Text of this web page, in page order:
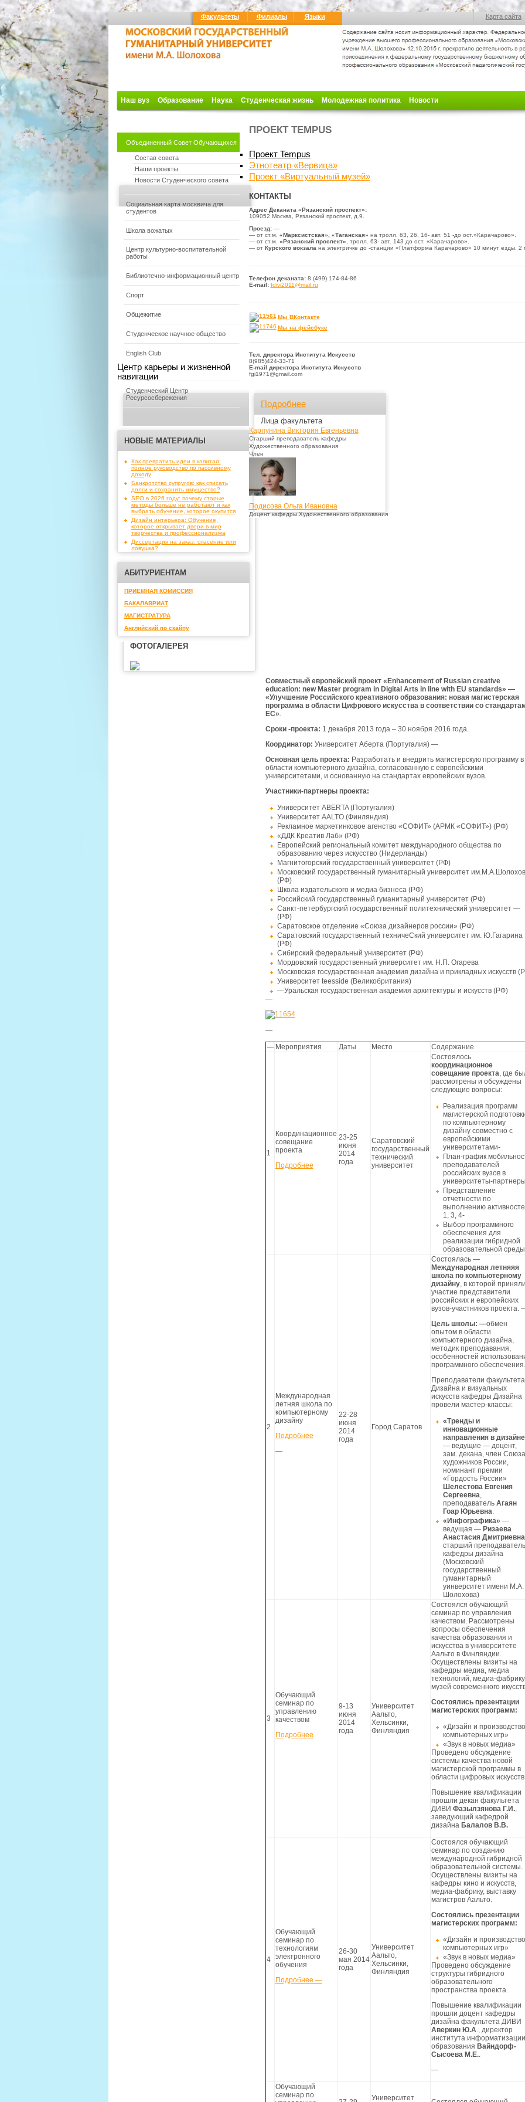
Факультеты Филиалы Языки Карта сайта
Наш вуз Образование Наука Студенческая жизнь Молодежная политика Новости
Объединенный Совет Обучающихся
Состав совета
Наши проекты
Новости Студенческого совета
Социальная карта москвича для
студентов
Школа вожатых
Центр культурно-воспитательной
работы
Библиотечно-информационный центр
Спорт
Общежитие
Студенческое научное общество
English Club
Центр карьеры и жизненной
навигации
Студенческий Центр
Ресурсосбережения
НОВЫЕ МАТЕРИАЛЫ
Как превратить идеи в капитал:
полное руководство по пассивному
доходу
Банкротство супругов: как списать
долги и сохранить имущество?
SEO в 2026 году: почему старые
методы больше не работают и как
выбрать обучение, которое окупится
Дизайн интерьера: Обучение,
которое открывает двери в мир
творчества и профессионализма
Диссертация на заказ: спасение или
ловушка?
АБИТУРИЕНТАМ
ПРИЕМНАЯ КОМИССИЯ
БАКАЛАВРИАТ
МАГИСТРАТУРА
Английский по скайпу
ПРОЕКТ TEMPUS
Проект Tempus
Этнотеатр «Вервица»
Проект «Виртуальный музей»
КОНТАКТЫ
Адрес Деканата «Рязанский проспект»:
109052 Москва, Рязанский проспект, д.9.
Проезд:—
— от ст.м. «Марксистская», «Таганская» на тролл. 63, 26, 16- авт. 51 -до ост.»Карачарово».
— от ст.м. «Рязанский проспект» , тролл. 63- авт. 143 до ост. «Карачарово».
— от Курского вокзала на электричке до -станции «Платформа Карачарово» 10 минут езды, 2
Телефон деканата:8 (499) 174-84-86
E-mail: fdivi2011@mail.ru
Мы ВКонтакте
Мы на фейсбуке
Тел. директора Института Искусств
8(985)424-33-71
E-mail директора Института Искусств
fgi1971@gmail.com
Подробнее
Лица факультета
Карпунина Виктория Евгеньевна
Старший преподаватель кафедры
Художественного образования
Член
Подисова Ольга Ивановна
Доцент кафедры Художественного образования
ФОТОГАЛЕРЕЯ
Совместный европейский проект«Enhancement of Russian creative
education: new Master program in Digital Arts in line with EU standards» —
«Улучшение Российского креативного образования: новая магистерская
программа в области Цифрового искусства в соответствии со
ЕС».
Сроки -проекта: 1 декабря 2013 года – 30 ноября 2016 года.
Координатор: Университет Аберта (Португалия) —
Основная цель проекта: Разработать и внедрить магистерскую программу в
области компьютерного дизайна, согласованную с европейскими
университетами, и основанную на стандартах европейских вузов.
Участники-партнеры проекта:
Университет ABERTA (Португалия)
Университет AALTO(Финляндия)
Рекламное маркетинковое агенство «СОФИТ» (АРМК «СОФИТ») (РФ)
«ДДК Креатив Лаб» (РФ)
Европейский региональный комитет международного общества по
образованию через искусство (Нидерланды)
Магнитогорский государственный университет (РФ)
Московский государственный гуманитарный университет
(РФ)
Школа издательского и медиа бизнеса (РФ)
Российский государственный гуманитарный университет (РФ)
Санкт-петербургский государственный политехнический университет —
(РФ)
Саратовское отделение «Союза дизайнеров россии» (РФ)
Саратовский государственный техничеСкий университет им. Ю.Гагарина
(РФ)
Сибирский федеральный университет (РФ)
Мордовский государственный университет им. Н.П. Огарева
Московская государственная академия дизайна и прикладных искусств
Университет teesside (Великобритания)
—Уральская государственная академия архитектуры и искусств (РФ)
—
—
— Мероприятия Даты Место Содержание
1
Координационное
совещание
проекта
Подробнее
23-25
июня
2014
года
Саратовский
государственный
технический
университет
Состоялось
координационное
совещание проекта, где
рассмотрены и обсуждены
следующие вопросы:
Реализация программ
магистерской
по компьютерному
дизайну совместно с
европейскими
университетами-
План-график
преподавателей
российских вузов в
университеты-
Представление
отчетности по
выполнению
1, 3, 4-
Выбор программного
обеспечения для
реализации гибридной
образовательной
2
Международная
летняя школа по
компьютерному
дизайну
Подробнее
—
22-28
июня
2014
года
Город Саратов
Состоялась —
Международная летняяя
школа по компьютерному
дизайну, в которой
участие представители
российских и европейских
вузов-участников проекта.
Цель школы: —обмен
опытом в области
компьютерного дизайна,
методик преподавания,
особенностей
программного обеспечения.
Преподаватели факультета
Дизайна и визуальных
искусств кафедры Дизайна
провели мастер-классы:
«Тренды и
инновационные
направления в
— ведущие — доцент,
зам. декана, член Союза
художников России,
номинант премии
«Гордость России»
Шелестова Евгения
Сергеевна,
преподаватель Агаян
Гоар Юрьевна.
«Инфографика» —
ведущая — Ризаева
Анастасия Дмитриевна
старший преподаватель
кафедры дизайна
(Московский
государственный
гуманитарный
уинверситет имени М.А.
Шолохова)
3
Обучающий
семинар по
управлению
качеством
Подробнее
9-13
июня
2014
года
Университет
Аальто,
Хельсинки,
Финляндия
Состоялся обучающий
семинар по управления
качеством. Рассмотрены
вопросы обеспечения
качества образования и
искусства в университете
Аальто в Финляндии.
Осуществлены визиты на
кафедры медиа, медиа
технологий, медиа-
музей современного
Состоялись презентации
магистерских программ:
«Дизайн и производство
компьютерных игр»
«Звук в новых медиа»
Проведено обсуждение
системы качества новой
магистерской программы в
области цифровых
Повышение квалификации
прошли декан факультета
ДИВИ Фазылзянова Г.И.,
заведующий кафедрой
дизайна Балалов В.В.
4
Обучающий
семинар по
технологиям
электронного
обучения
Подробнее —
26-30
мая 2014
года
Университет
Аальто,
Хельсинки,
Финляндия
Состоялся обучающий
семинар по созданию
международной гибридной
образовательной системы.
Осуществлены визиты на
кафедры кино и искусств,
медиа-фабрику, выставку
магистров Аальто.
Состоялись презентации
магистерских программ:
«Дизайн и производство
компьютерных игр»
«Звук в новых медиа»
Проведено обсуждение
структуры гибридного
образовательного
пространства проекта.
Повышение квалификации
прошли доцент кафедры
дизайна факультета ДИВИ
Аверкин Ю.А., директор
института информатизации
образования Вайндорф-
Сысоева М.Е..
—
Обучающий
семинар по
Университет